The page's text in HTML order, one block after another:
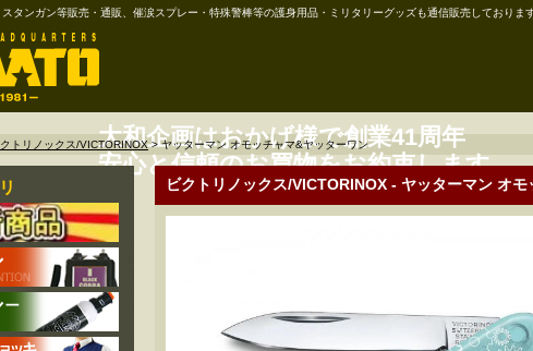
タンガン等販売・通販、催涙スプレー・特殊警棒等の護身用品・ミリタリーグッズも通信販売しております
大和企画はおかげ様で創業41周年
安心と信頼のお買物をお約束します。
クトリノックス/VICTORINOX>ヤッターマン オモッチャマ&ヤッターワン
ビクトリノックス/VICTORINOX - ヤッターマン オ